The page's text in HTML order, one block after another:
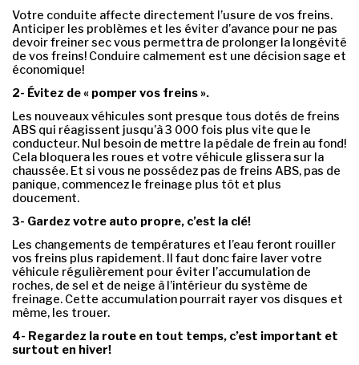
Votre conduite affecte directement l’usure de vos freins.
Anticiper les problèmes et les éviter d’avance pour ne pas
devoir freiner sec vous permettra de prolonger la longévité
de vos freins! Conduire calmement est une décision sage et
économique!
2- Évitez de « pomper vos freins ».
Les nouveaux véhicules sont presque tous dotés de freins
ABS qui réagissent jusqu’à 3 000 fois plus vite que le
conducteur. Nul besoin de mettre la pédale de frein au fond!
Cela bloquera les roues et votre véhicule glissera sur la
chaussée. Et si vous ne possédez pas de freins ABS, pas de
panique, commencez le freinage plus tôt et plus
doucement.
3- Gardez votre auto propre, c’est la clé!
Les changements de températures et l’eau feront rouiller
vos freins plus rapidement. Il faut donc faire laver votre
véhicule régulièrement pour éviter l’accumulation de
roches, de sel et de neige à l’intérieur du système de
freinage. Cette accumulation pourrait rayer vos disques et
même, les trouer.
4- Regardez la route en tout temps, c’est important et
surtout en hiver!